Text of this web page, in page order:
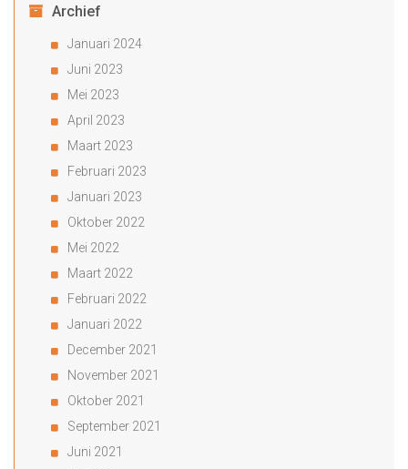
Archief
Januari 2024
Juni 2023
Mei 2023
April 2023
Maart 2023
Februari 2023
Januari 2023
Oktober 2022
Mei 2022
Maart 2022
Februari 2022
Januari 2022
December 2021
November 2021
Oktober 2021
September 2021
Juni 2021